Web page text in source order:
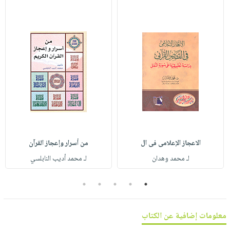
ملابس
مطرزات
حقائب
حلي
عناية
أطفال
مناسبات
iKitab
الشركة
سياسة
يتكرر
خدمات
نيل
وفرات
الاعجاز الإعلامى فى ال
لـ محمد وهدان
من أسرار وإعجاز القرآن
لـ محمد أديب النابلسي
1
2
3
4
5
معلومات إضافية عن الكتاب